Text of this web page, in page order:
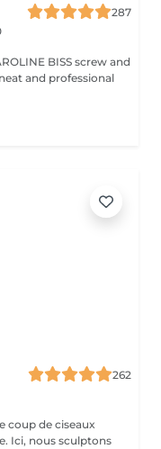
287
BISS screw and
262
coup de ciseaux
Ici, nous sculptons